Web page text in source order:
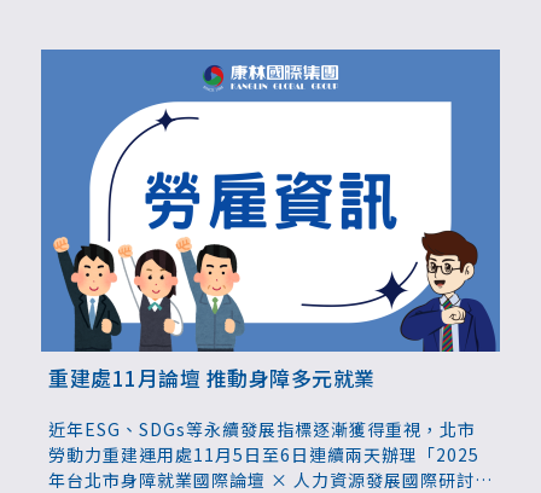
重建處11月論壇 推動身障多元就業
近年ESG、SDGs等永續發展指標逐漸獲得重視，北市
勞動力重建運用處11月5日至6日連續兩天辦理「2025
年台北市身障就業國際論壇 × 人力資源發展國際研討